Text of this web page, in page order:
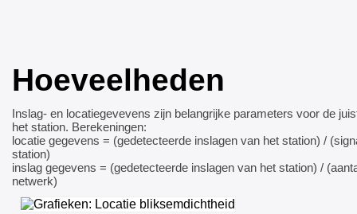
Hoeveelheden
Inslag- en locatiegevevens zijn belangrijke parameters voor de
het station. Berekeningen:
locatie gegevens = (gedetecteerde inslagen van het station) /
station)
inslag gegevens = (gedetecteerde inslagen van het station) /
netwerk)